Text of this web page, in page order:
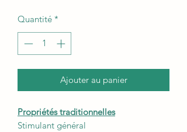
Quantité *
Ajouter au panier
Propriétés traditionnelles
Stimulant général